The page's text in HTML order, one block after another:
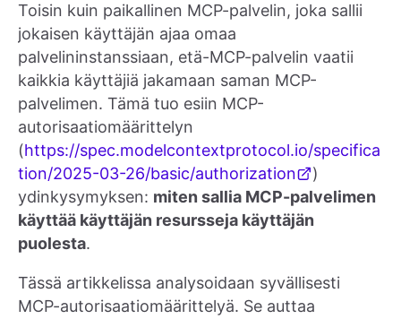
Toisin kuin paikallinen MCP-palvelin, joka sallii
jokaisen käyttäjän ajaa omaa
palvelininstanssiaan, etä-MCP-palvelin vaatii
kaikkia käyttäjiä jakamaan saman MCP-
palvelimen. Tämä tuo esiin MCP-
autorisaatiomäärittelyn
(https://spec.modelcontextprotocol.io/specifica
tion/2025-03-26/basic/authorization
)
ydinkysymyksen: miten sallia MCP-palvelimen
käyttää käyttäjän resursseja käyttäjän
puolesta.
Tässä artikkelissa analysoidaan syvällisesti
MCP-autorisaatiomäärittelyä. Se auttaa